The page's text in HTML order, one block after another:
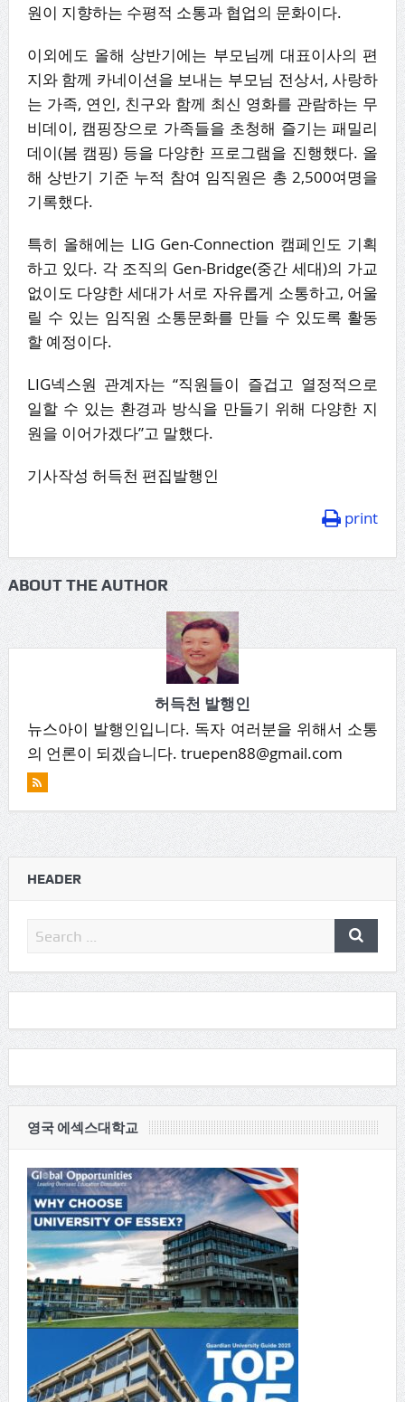
원이 지향하는 수평적 소통과 협업의 문화이다.
이외에도 올해 상반기에는 부모님께 대표이사의 편
지와 함께 카네이션을 보내는 부모님 전상서, 사랑하
는 가족, 연인, 친구와 함께 최신 영화를 관람하는 무
비데이, 캠핑장으로 가족들을 초청해 즐기는 패밀리
데이(봄 캠핑) 등을 다양한 프로그램을 진행했다. 올
해 상반기 기준 누적 참여 임직원은 총 2,500여명을
기록했다.
특히 올해에는 LIG Gen-Connection 캠페인도 기획
하고 있다. 각 조직의 Gen-Bridge(중간 세대)의 가교
없이도 다양한 세대가 서로 자유롭게 소통하고, 어울
릴 수 있는 임직원 소통문화를 만들 수 있도록 활동
할 예정이다.
LIG넥스원 관계자는 “직원들이 즐겁고 열정적으로
일할 수 있는 환경과 방식을 만들기 위해 다양한 지
원을 이어가겠다”고 말했다.
기사작성 허득천 편집발행인
print
ABOUT THE AUTHOR
허득천 발행인
뉴스아이 발행인입니다. 독자 여러분을 위해서 소통
의 언론이 되겠습니다. truepen88@gmail.com
HEADER
영국 에섹스대학교